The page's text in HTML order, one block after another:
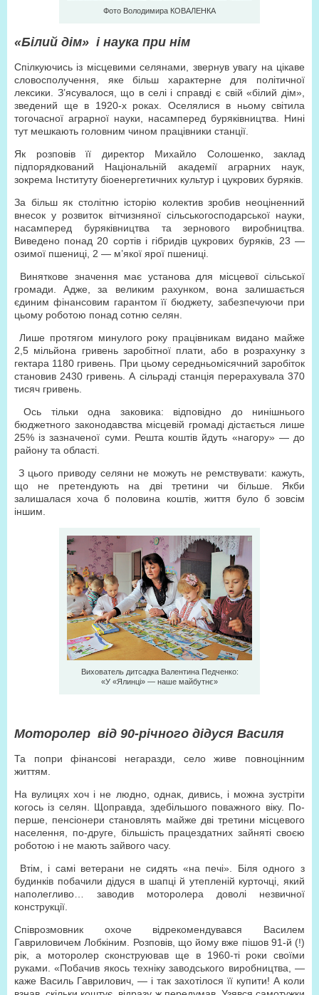
Фото Володимира КОВАЛЕНКА
«Білий дім» і наука при нім
Спілкуючись із місцевими селянами, звернув увагу на цікаве
словосполучення, яке більш характерне для політичної
лексики. З’ясувалося, що в селі і справді є свій «білий дім»,
зведений ще в 1920-х роках. Оселялися в ньому світила
тогочасної аграрної науки, насамперед буряківництва. Нині
тут мешкають головним чином працівники станції.
Як розповів її директор Михайло Солошенко, заклад
підпорядкований Національній академії аграрних наук,
зокрема Інституту біоенергетичних культур і цукрових буряків.
За більш як столітню історію колектив зробив неоціненний
внесок у розвиток вітчизняної сільськогосподарської науки,
насамперед буряківництва та зернового виробництва.
Виведено понад 20 сортів і гібридів цукрових буряків, 23 —
озимої пшениці, 2 — м’якої ярої пшениці.
Виняткове значення має установа для місцевої сільської
громади. Адже, за великим рахунком, вона залишається
єдиним фінансовим гарантом її бюджету, забезпечуючи при
цьому роботою понад сотню селян.
Лише протягом минулого року працівникам видано майже
2,5 мільйона гривень заробітної плати, або в розрахунку з
гектара 1180 гривень. При цьому середньомісячний заробіток
становив 2430 гривень. А сільраді станція перерахувала 370
тисяч гривень.
Ось тільки одна заковика: відповідно до нинішнього
бюджетного законодавства місцевій громаді дістається лише
25% із зазначеної суми. Решта коштів йдуть «нагору» — до
району та області.
З цього приводу селяни не можуть не ремствувати: кажуть,
що не претендують на дві третини чи більше. Якби
залишалася хоча б половина коштів, життя було б зовсім
іншим.
Вихователь дитсадка Валентина Педченко:
«У «Ялинці» — наше майбутнє»
Моторолер від 90-річного дідуся Василя
Та попри фінансові негаразди, село живе повноцінним
життям.
На вулицях хоч і не людно, однак, дивись, і можна зустріти
когось із селян. Щоправда, здебільшого поважного віку. По-
перше, пенсіонери становлять майже дві третини місцевого
населення, по-друге, більшість працездатних зайняті своєю
роботою і не мають зайвого часу.
Втім, і самі ветерани не сидять «на печі». Біля одного з
будинків побачили дідуся в шапці й утепленій курточці, який
наполегливо… заводив моторолера доволі незвичної
конструкції.
Співрозмовник охоче відрекомендувався Василем
Гавриловичем Лобкіним. Розповів, що йому вже пішов 91-й (!)
рік, а моторолер сконструював ще в 1960-ті роки своїми
руками. «Побачив якось техніку заводського виробництва, —
каже Василь Гаврилович, — і так захотілося її купити! А коли